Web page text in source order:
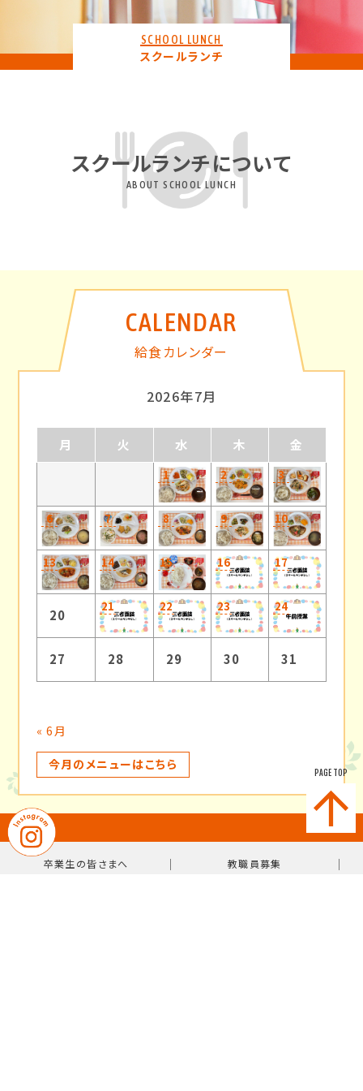
SCHOOL LUNCH
スクールランチ
スクールランチについて
ABOUT SCHOOL LUNCH
CALENDAR
給食カレンダー
2026年7月
月 火 水 木 金
1 2 3
6 7 8 9 10
13 14 15 16 17
20
21 22 23 24
27 28 29 30 31
« 6月
今月のメニューはこちら
卒業生の皆さまへ ｜ 教職員募集 ｜
PAGE TOP